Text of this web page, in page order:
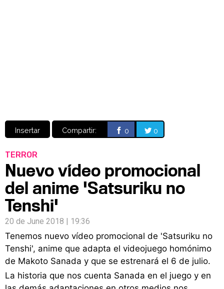
Insertar Compartir: 0 0
TERROR
Nuevo vídeo promocional
del anime 'Satsuriku no
Tenshi'
20 de June 2018 | 19:36
Tenemos nuevo vídeo promocional de 'Satsuriku no
Tenshi', anime que adapta el videojuego homónimo
de Makoto Sanada y que se estrenará el 6 de julio.
La historia que nos cuenta Sanada en el juego y en